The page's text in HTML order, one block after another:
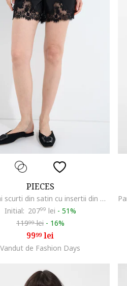
PIECES
Pantaloni scurti din satin cu insertii din dantela Jessa, Negru
Initial: 20799 lei - 51%
11999lei - 16%
9999lei
Vandut de Fashion Days